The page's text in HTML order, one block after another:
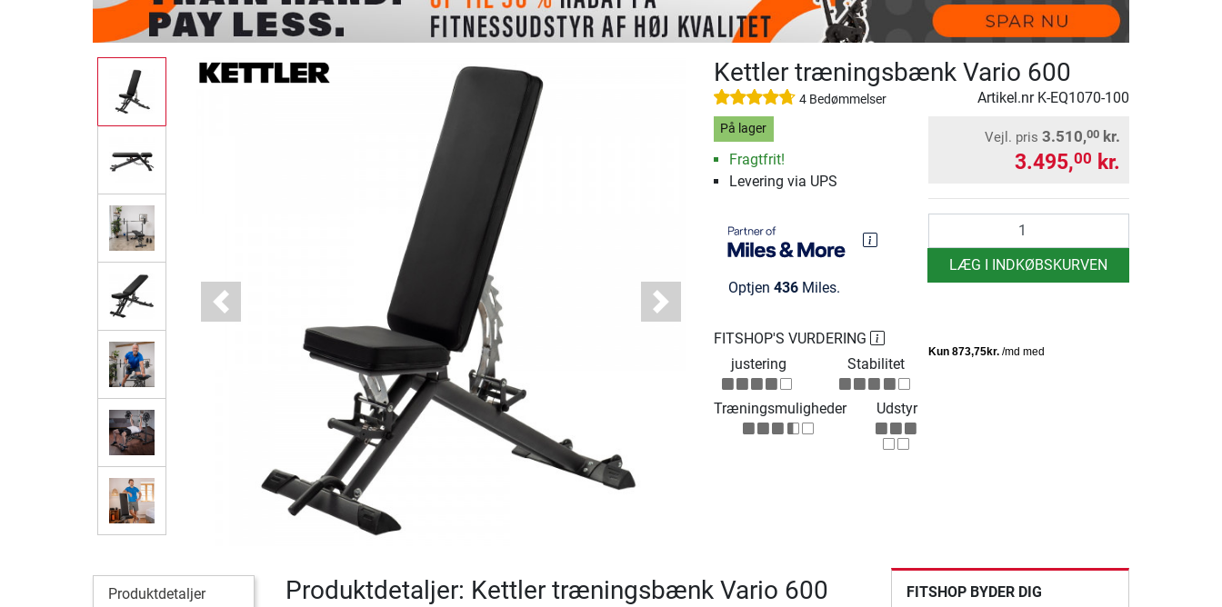
Previous Next
Kettler træningsbænk Vario 600
4 Bedømmelser Artikel.nr K-EQ1070-100
På lager
Fragtfrit!
Levering via UPS
Optjen 436Miles.
Vejl. pris 3.510,00 kr.
3.495,00 kr.
LÆG I INDKØBSKURVEN
FITSHOP'S VURDERING
justering
Stabilitet
Træningsmuligheder Udstyr
Produktdetaljer Produktdetaljer: Kettler træningsbænk Vario 600 FITSHOP BYDER DIG